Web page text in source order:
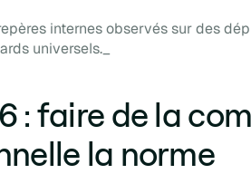
internes observés sur des
universels._
: faire de la
la norme